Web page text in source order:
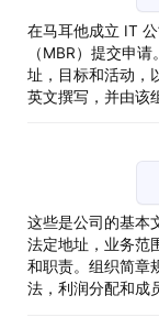
在马耳他成立 IT
（MBR）提交申
址，目标和活动，
英文撰写，并由该
这些是公司的基本
法定地址，业务范
和职责。组织简章
法，利润分配和成